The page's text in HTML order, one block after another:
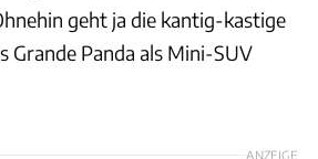
geht ja die kantig-kastige
Grande Panda als Mini-SUV
ANZEIGE